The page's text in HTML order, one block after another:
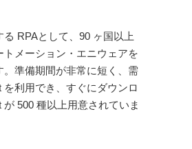
RPAとして、90 ヶ国以上
トメーション・エニウェアを
。準備期間が非常に短く、需
を利用でき、すぐにダウンロ
が 500 種以上用意されていま